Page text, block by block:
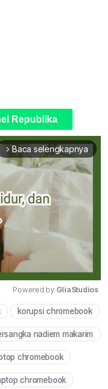
Republika
arrow_forward_ios Baca selengkapnya
Mute
Powered by GliaStudios
korupsi chromebook
nadiem makarim
chromebook
chromebook